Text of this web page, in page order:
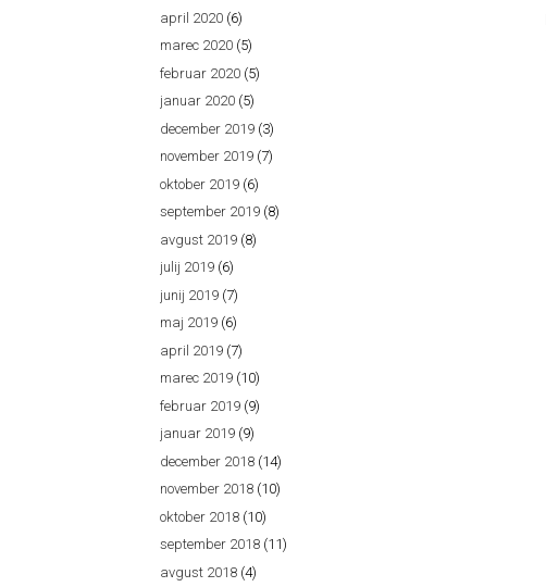
april 2020 (6)
marec 2020 (5)
februar 2020 (5)
januar 2020 (5)
december 2019 (3)
november 2019 (7)
oktober 2019 (6)
september 2019 (8)
avgust 2019 (8)
julij 2019 (6)
junij 2019 (7)
maj 2019 (6)
april 2019 (7)
marec 2019 (10)
februar 2019 (9)
januar 2019 (9)
december 2018 (14)
november 2018 (10)
oktober 2018 (10)
september 2018 (11)
avgust 2018 (4)